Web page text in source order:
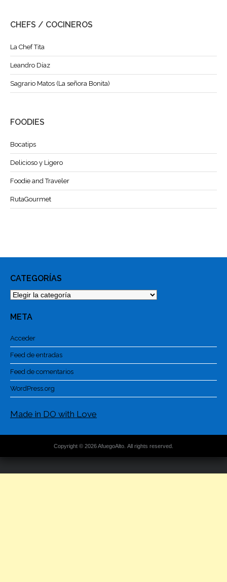
CHEFS / COCINEROS
La Chef Tita
Leandro Díaz
Sagrario Matos (La señora Bonita)
FOODIES
Bocatips
Delicioso y Ligero
Foodie and Traveler
RutaGourmet
CATEGORÍAS
Categorías
META
Acceder
Feed de entradas
Feed de comentarios
WordPress.org
Made in DO with Love
Copyright © 2026 AfuegoAlto. All rights reserved.